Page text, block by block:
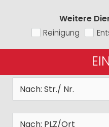
Weitere
Reinigung